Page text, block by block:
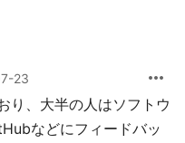
23 more_horiz
り、大半の人はソフトウ
などにフィードバッ